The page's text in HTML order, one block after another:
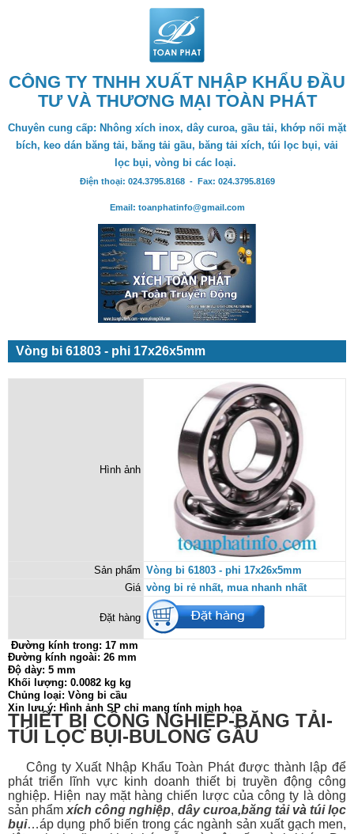
CÔNG TY TNHH XUẤT NHẬP KHẨU ĐẦU
TƯ VÀ THƯƠNG MẠI TOÀN PHÁT
Chuyên cung cấp: Nhông xích inox, dây curoa, gầu tải, khớp nối mặt
bích, keo dán băng tải, băng tải gầu, băng tải xích, túi lọc bụi, vải
lọc bụi, vòng bi các loại.
Điện thoại: 024.3795.8168 - Fax: 024.3795.8169
Email: toanphatinfo@gmail.com
Vòng bi 61803 - phi 17x26x5mm
Hình ảnh
Sản phẩm Vòng bi 61803 - phi 17x26x5mm
Giá vòng bi rẻ nhất, mua nhanh nhất
Đặt hàng
Đường kính trong: 17 mm
Đường kính ngoài: 26 mm
Độ dày: 5 mm
Khối lượng: 0.0082 kg kg
Chủng loại: Vòng bi cầu
Xin lưu ý: Hình ảnh SP chỉ mang tính minh họa
THIẾT BỊ CÔNG NGHIỆP-BĂNG TẢI-
TÚI LỌC BỤI-BULONG GẦU
Công ty Xuất Nhập Khẩu Toàn Phát được thành lập để
phát triển lĩnh vực kinh doanh thiết bị truyền động công
nghiệp. Hiện nay mặt hàng chiến lược của công ty là dòng
sản phẩm xích công nghiệp, dây curoa,băng tảivàtúi lọc
bụi…áp dụng phổ biến trong các ngành sản xuất gạch men,